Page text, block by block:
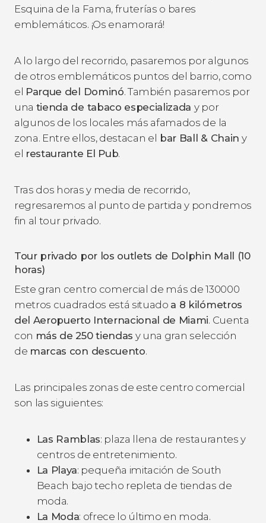
Esquina de la Fama, fruterías o bares
emblemáticos. ¡Os enamorará!
A lo largo del recorrido, pasaremos por algunos
de otros emblemáticos puntos del barrio, como
el Parque del Dominó. También pasaremos por
una tienda de tabaco especializada y por
algunos de los locales más afamados de la
zona. Entre ellos, destacan el bar Ball & Chain y
el restaurante El Pub.
Tras dos horas y media de recorrido,
regresaremos al punto de partida y pondremos
fin al tour privado.
Tour privado por los outlets de Dolphin Mall (10
horas)
Este gran centro comercial de más de 130000
metros cuadrados está situado a 8 kilómetros
del Aeropuerto Internacional de Miami. Cuenta
con más de 250 tiendas y una gran selección
de marcas con descuento.
Las principales zonas de este centro comercial
son las siguientes:
Las Ramblas: plaza llena de restaurantes y
centros de entretenimiento.
La Playa: pequeña imitación de South
Beach bajo techo repleta de tiendas de
moda.
La Moda: ofrece lo último en moda.